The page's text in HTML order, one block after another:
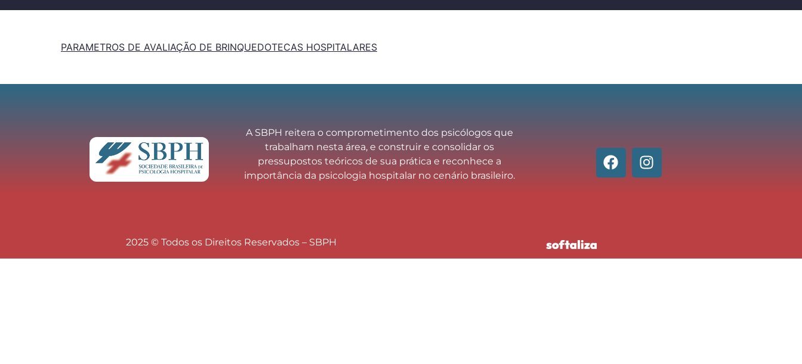
PARAMETROS DE AVALIAÇÃO DE BRINQUEDOTECAS HOSPITALARES
A SBPH reitera o comprometimento dos psicólogos que
trabalham nesta área, e construir e consolidar os
pressupostos teóricos de sua prática e reconhece a
importância da psicologia hospitalar no cenário brasileiro.
2025 © Todos os Direitos Reservados – SBPH